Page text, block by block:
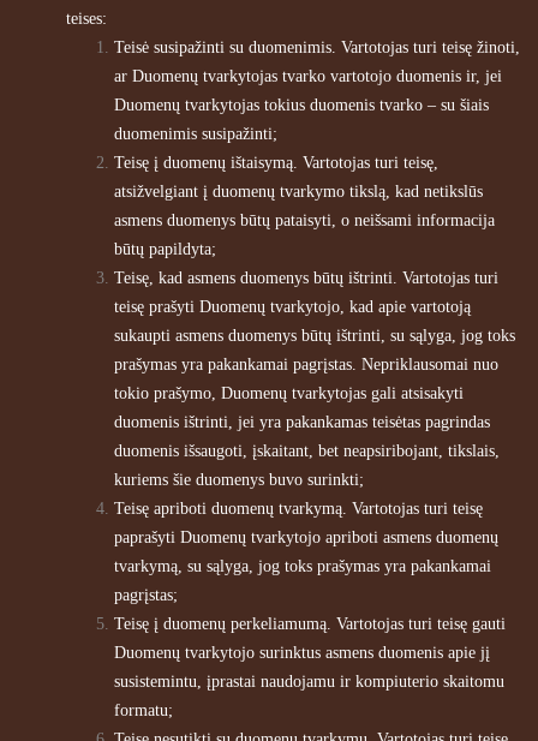
teises:
Teisė susipažinti su duomenimis. Vartotojas turi teisę žinoti,
ar Duomenų tvarkytojas tvarko vartotojo duomenis ir, jei
Duomenų tvarkytojas tokius duomenis tvarko – su šiais
duomenimis susipažinti;
Teisę į duomenų ištaisymą. Vartotojas turi teisę,
atsižvelgiant į duomenų tvarkymo tikslą, kad netikslūs
asmens duomenys būtų pataisyti, o neišsami informacija
būtų papildyta;
Teisę, kad asmens duomenys būtų ištrinti. Vartotojas turi
teisę prašyti Duomenų tvarkytojo, kad apie vartotoją
sukaupti asmens duomenys būtų ištrinti, su sąlyga, jog toks
prašymas yra pakankamai pagrįstas. Nepriklausomai nuo
tokio prašymo, Duomenų tvarkytojas gali atsisakyti
duomenis ištrinti, jei yra pakankamas teisėtas pagrindas
duomenis išsaugoti, įskaitant, bet neapsiribojant, tikslais,
kuriems šie duomenys buvo surinkti;
Teisę apriboti duomenų tvarkymą. Vartotojas turi teisę
paprašyti Duomenų tvarkytojo apriboti asmens duomenų
tvarkymą, su sąlyga, jog toks prašymas yra pakankamai
pagrįstas;
Teisę į duomenų perkeliamumą. Vartotojas turi teisę gauti
Duomenų tvarkytojo surinktus asmens duomenis apie jį
susistemintu, įprastai naudojamu ir kompiuterio skaitomu
formatu;